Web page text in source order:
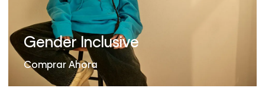
Gender Inclusive
Comprar Ahora